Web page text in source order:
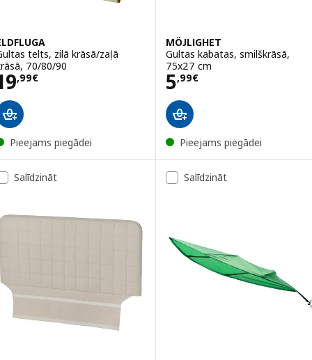
telts, zilā krāsā/zaļā
70/80/90
,99€ 19,99€
Pieejams piegādei
MÖJLIGHET
Gultas kabatas, smilškrāsā,
75x27 cm
5,99€
Cena 5,99€
Pieejams piegādei
Salīdzināt Salīdzināt